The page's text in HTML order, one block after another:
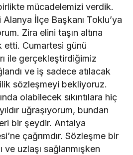
mücadelemizi verdik.
İlçe Başkanı Toklu’ya
Zira elini taşın altına
Cumartesi günü
ile gerçekleştirdiğimiz
ve iş sadece atılacak
sözleşmeyi bekliyoruz.
olabilecek sıkıntılara hiç
uğraşıyorum, bundan
bir şeydir. Antalya
çağrımdır. Sözleşme bir
ve uzlaşı sağlanmışken